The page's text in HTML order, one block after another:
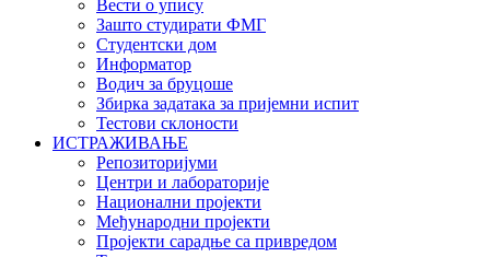
Вести о упису
Зашто студирати ФМГ
Студентски дом
Информатор
Водич за бруцоше
Збиркa задатака за пријемни испит
Тестови склоности
ИСТРАЖИВАЊЕ
Репозиторијуми
Центри и лабораторије
Национални пројекти
Међународни пројекти
Пројекти сарадње са привредом